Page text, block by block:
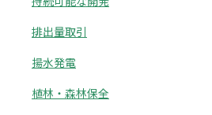
排出量取引
揚水発電
植林・森林保全